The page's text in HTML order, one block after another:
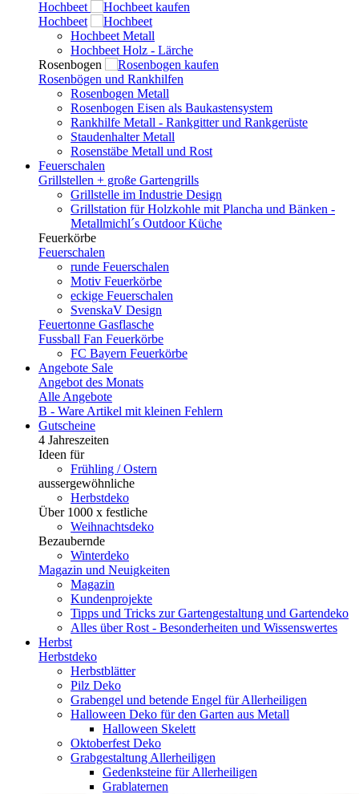
Hochbeet
Hochbeet
Hochbeet Metall
Hochbeet Holz - Lärche
Rosenbogen
Rosenbögen und Rankhilfen
Rosenbogen Metall
Rosenbogen Eisen als Baukastensystem
Rankhilfe Metall - Rankgitter und Rankgerüste
Staudenhalter Metall
Rosenstäbe Metall und Rost
Feuerschalen
Grillstellen + große Gartengrills
Grillstelle im Industrie Design
Grillstation für Holzkohle mit Plancha und Bänken -
Metallmichl´s Outdoor Küche
Feuerkörbe
Feuerschalen
runde Feuerschalen
Motiv Feuerkörbe
eckige Feuerschalen
SvenskaV Design
Feuertonne Gasflasche
Fussball Fan Feuerkörbe
FC Bayern Feuerkörbe
Angebote Sale
Angebot des Monats
Alle Angebote
B - Ware Artikel mit kleinen Fehlern
Gutscheine
4 Jahreszeiten
Ideen für
Frühling / Ostern
aussergewöhnliche
Herbstdeko
Über 1000 x festliche
Weihnachtsdeko
Bezaubernde
Winterdeko
Magazin und Neuigkeiten
Magazin
Kundenprojekte
Tipps und Tricks zur Gartengestaltung und Gartendeko
Alles über Rost - Besonderheiten und Wissenswertes
Herbst
Herbstdeko
Herbstblätter
Pilz Deko
Grabengel und betende Engel für Allerheiligen
Halloween Deko für den Garten aus Metall
Halloween Skelett
Oktoberfest Deko
Grabgestaltung Allerheiligen
Gedenksteine für Allerheiligen
Grablaternen